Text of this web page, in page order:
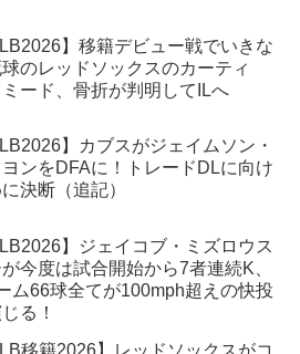
】移籍デビュー戦でいきな
球のレッドソックスのカーティ
ミード、骨折が判明してILへ
】カブスがジェイムソン・
ヨンをDFAに！トレードDLに向け
決断（追記）
】ジェイコブ・ミズロウス
今度は試合開始から7者連続K、
ム66球全てが100mph超えの快投
る！